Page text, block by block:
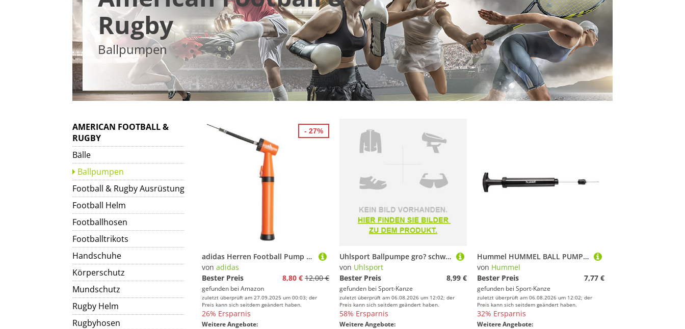
Rugby
Ballpumpen
AMERICAN FOOTBALL &
RUGBY
Bälle
Ballpumpen
Football & Rugby Ausrüstung
Football Helm
Footballhosen
Footballtrikots
Handschuhe
Körperschutz
Mundschutz
Rugby Helm
Rugbyhosen
adidas Herren Football Pump Kolben, Red/White/Solar Red, One Size
von adidas
Bester Preis
8,80 € 12,00 €
gefunden bei Amazon
zuletzt überprüft am 27.09.2025 um 00:03; der
Preis kann sich seitdem geändert haben.
26% Ersparnis
Weitere Angebote:
- 27%
Uhlsport Ballpumpe gro? schwarz wei? 100118801 Gr. NOSIZE
von Uhlsport
Bester Preis
8,99 €
gefunden bei Sport-Kanze
zuletzt überprüft am 06.08.2026 um 12:02; der
Preis kann sich seitdem geändert haben.
58% Ersparnis
Weitere Angebote:
Hummel HUMMEL BALL PUMP BLACK 0990002001111 Gr. 111
von Hummel
Bester Preis
7,77 €
gefunden bei Sport-Kanze
zuletzt überprüft am 06.08.2026 um 12:02; der
Preis kann sich seitdem geändert haben.
32% Ersparnis
Weitere Angebote: